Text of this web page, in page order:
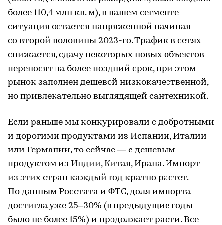
более 110,4 млн кв. м), в нашем сегменте
ситуация остается напряженной начиная
со второй половины 2023-го. Трафик в сетях
снижается, сдачу некоторых новых объектов
переносят на более поздний срок, при этом
рынок заполнен дешевой низкокачественной,
но привлекательно выглядящей сантехникой.
Если раньше мы конкурировали с добротными
и дорогими продуктами из Испании, Италии
или Германии, то сейчас — с дешевым
продуктом из Индии, Китая, Ирана. Импорт
из этих стран каждый год кратно растет.
По данным Росстата и ФТС, доля импорта
достигла уже 25–30% (в предыдущие годы
было не более 15%) и продолжает расти. Все